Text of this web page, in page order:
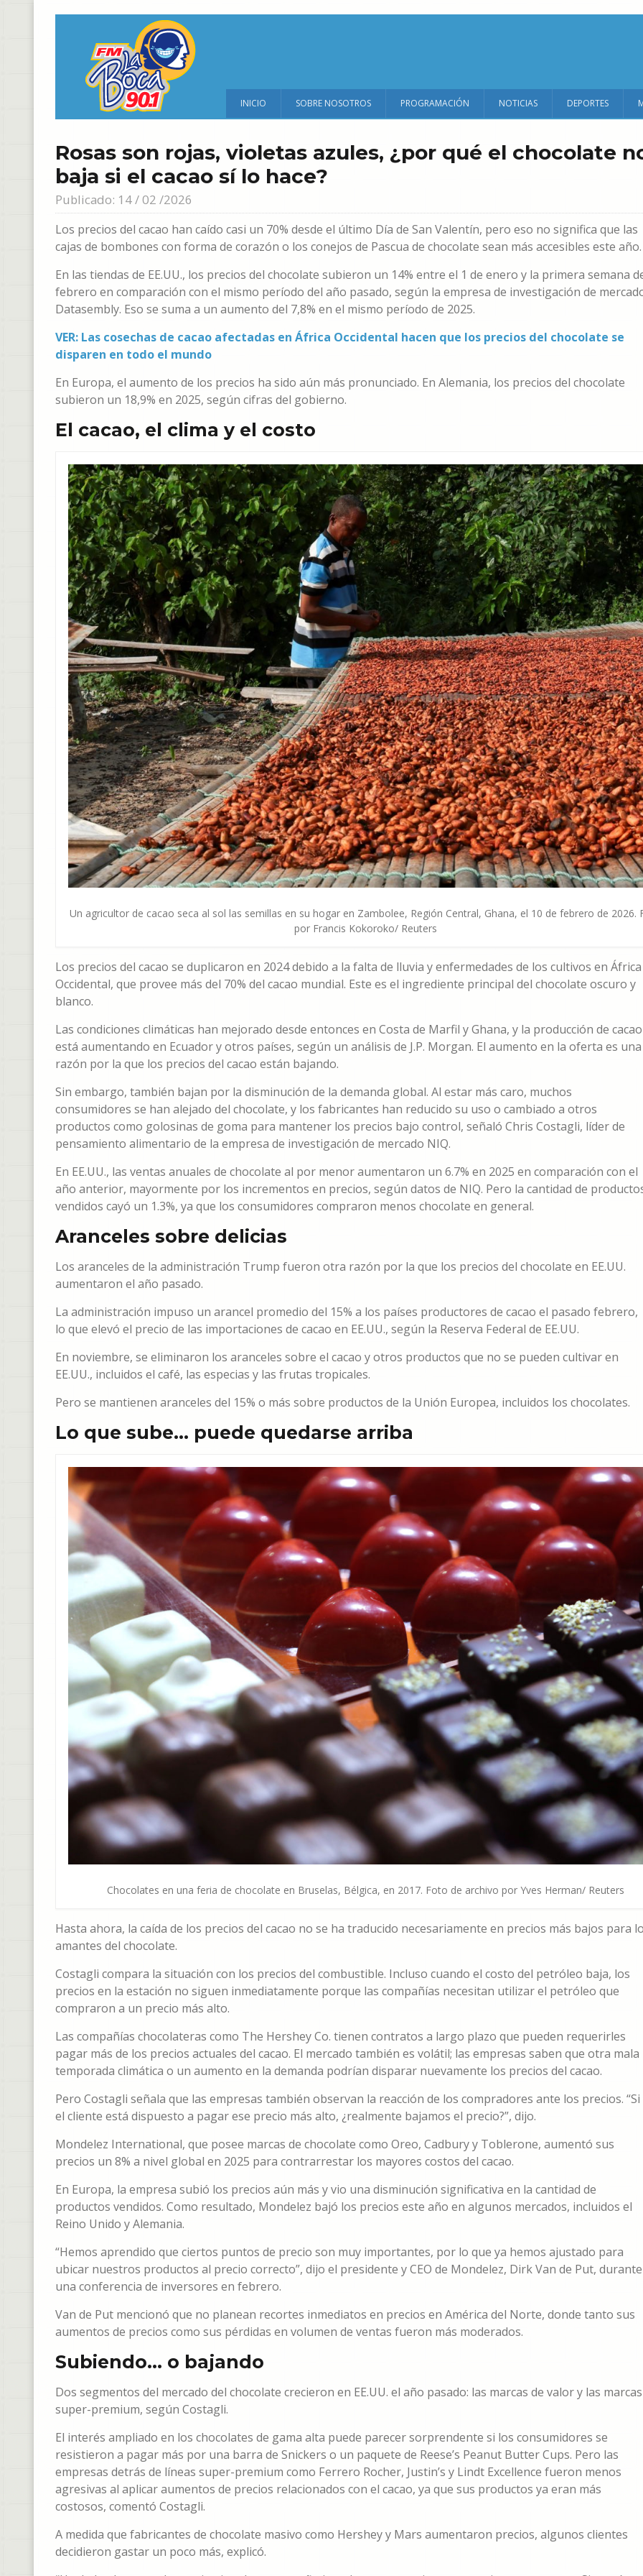
INICIO SOBRE NOSOTROS PROGRAMACIÓN NOTICIAS DEPORTES
Rosas son rojas, violetas azules, ¿por qué el chocolate
baja si el cacao sí lo hace?
Publicado: 14 / 02 /2026
Los precios del cacao han caído casi un 70% desde el último Día de San Valentín, pero eso no significa que las
cajas de bombones con forma de corazón o los conejos de Pascua de chocolate sean más accesibles este año.
En las tiendas de EE.UU., los precios del chocolate subieron un 14% entre el 1 de enero y la primera semana
febrero en comparación con el mismo período del año pasado, según la empresa de investigación de
Datasembly. Eso se suma a un aumento del 7,8% en el mismo período de 2025.
VER: Las cosechas de cacao afectadas en África Occidental hacen que los precios del chocolate se
disparen en todo el mundo
En Europa, el aumento de los precios ha sido aún más pronunciado. En Alemania, los precios del chocolate
subieron un 18,9% en 2025, según cifras del gobierno.
El cacao, el clima y el costo
Un agricultor de cacao seca al sol las semillas en su hogar en Zambolee, Región Central, Ghana, el 10 de febrero de 2026.
por Francis Kokoroko/ Reuters
Los precios del cacao se duplicaron en 2024 debido a la falta de lluvia y enfermedades de los cultivos en África
Occidental, que provee más del 70% del cacao mundial. Este es el ingrediente principal del chocolate oscuro y
blanco.
Las condiciones climáticas han mejorado desde entonces en Costa de Marfil y Ghana, y la producción de cacao
está aumentando en Ecuador y otros países, según un análisis de J.P. Morgan. El aumento en la oferta es una
razón por la que los precios del cacao están bajando.
Sin embargo, también bajan por la disminución de la demanda global. Al estar más caro, muchos
consumidores se han alejado del chocolate, y los fabricantes han reducido su uso o cambiado a otros
productos como golosinas de goma para mantener los precios bajo control, señaló Chris Costagli, líder de
pensamiento alimentario de la empresa de investigación de mercado NIQ.
En EE.UU., las ventas anuales de chocolate al por menor aumentaron un 6.7% en 2025 en comparación con el
año anterior, mayormente por los incrementos en precios, según datos de NIQ. Pero la cantidad de
vendidos cayó un 1.3%, ya que los consumidores compraron menos chocolate en general.
Aranceles sobre delicias
Los aranceles de la administración Trump fueron otra razón por la que los precios del chocolate en EE.UU.
aumentaron el año pasado.
La administración impuso un arancel promedio del 15% a los países productores de cacao el pasado febrero,
lo que elevó el precio de las importaciones de cacao en EE.UU., según la Reserva Federal de EE.UU.
En noviembre, se eliminaron los aranceles sobre el cacao y otros productos que no se pueden cultivar en
EE.UU., incluidos el café, las especias y las frutas tropicales.
Pero se mantienen aranceles del 15% o más sobre productos de la Unión Europea, incluidos los chocolates.
Lo que sube… puede quedarse arriba
Chocolates en una feria de chocolate en Bruselas, Bélgica, en 2017. Foto de archivo por Yves Herman/ Reuters
Hasta ahora, la caída de los precios del cacao no se ha traducido necesariamente en precios más bajos para
amantes del chocolate.
Costagli compara la situación con los precios del combustible. Incluso cuando el costo del petróleo baja, los
precios en la estación no siguen inmediatamente porque las compañías necesitan utilizar el petróleo que
compraron a un precio más alto.
Las compañías chocolateras como The Hershey Co. tienen contratos a largo plazo que pueden requerirles
pagar más de los precios actuales del cacao. El mercado también es volátil; las empresas saben que otra mala
temporada climática o un aumento en la demanda podrían disparar nuevamente los precios del cacao.
Pero Costagli señala que las empresas también observan la reacción de los compradores ante los precios. “Si
el cliente está dispuesto a pagar ese precio más alto, ¿realmente bajamos el precio?”, dijo.
Mondelez International, que posee marcas de chocolate como Oreo, Cadbury y Toblerone, aumentó sus
precios un 8% a nivel global en 2025 para contrarrestar los mayores costos del cacao.
En Europa, la empresa subió los precios aún más y vio una disminución significativa en la cantidad de
productos vendidos. Como resultado, Mondelez bajó los precios este año en algunos mercados, incluidos el
Reino Unido y Alemania.
“Hemos aprendido que ciertos puntos de precio son muy importantes, por lo que ya hemos ajustado para
ubicar nuestros productos al precio correcto”, dijo el presidente y CEO de Mondelez, Dirk Van de Put, durante
una conferencia de inversores en febrero.
Van de Put mencionó que no planean recortes inmediatos en precios en América del Norte, donde tanto sus
aumentos de precios como sus pérdidas en volumen de ventas fueron más moderados.
Subiendo… o bajando
Dos segmentos del mercado del chocolate crecieron en EE.UU. el año pasado: las marcas de valor y las marcas
super-premium, según Costagli.
El interés ampliado en los chocolates de gama alta puede parecer sorprendente si los consumidores se
resistieron a pagar más por una barra de Snickers o un paquete de Reese’s Peanut Butter Cups. Pero las
empresas detrás de líneas super-premium como Ferrero Rocher, Justin’s y Lindt Excellence fueron menos
agresivas al aplicar aumentos de precios relacionados con el cacao, ya que sus productos ya eran más
costosos, comentó Costagli.
A medida que fabricantes de chocolate masivo como Hershey y Mars aumentaron precios, algunos clientes
decidieron gastar un poco más, explicó.